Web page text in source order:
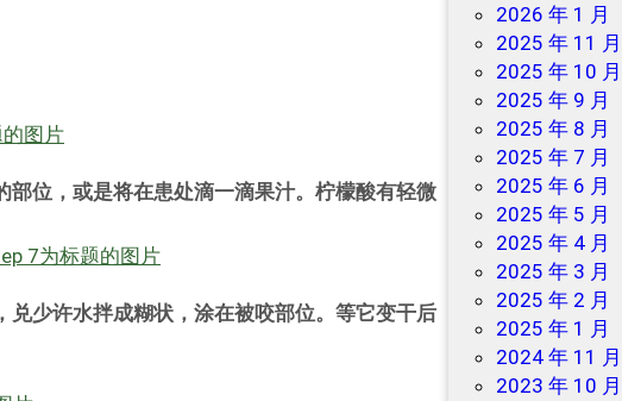
位，或是将在患处滴一滴果汁。柠檬酸有轻微
少许水拌成糊状，涂在被咬部位。等它变干后
2026 年 1 月
2025 年 11 月
2025 年 10 月
2025 年 9 月
2025 年 8 月
2025 年 7 月
2025 年 6 月
2025 年 5 月
2025 年 4 月
2025 年 3 月
2025 年 2 月
2025 年 1 月
2024 年 11 月
2023 年 10 月